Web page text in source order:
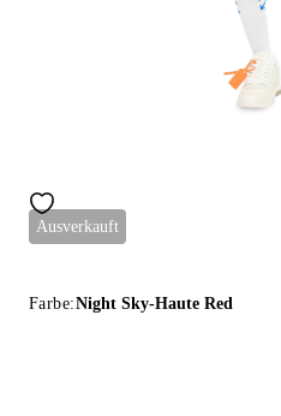
Ausverkauft
Farbe:Night Sky-Haute Red